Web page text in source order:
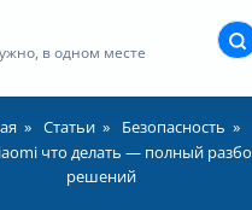
в одном месте
Статьи
Безопасность
что делать — полный
решений